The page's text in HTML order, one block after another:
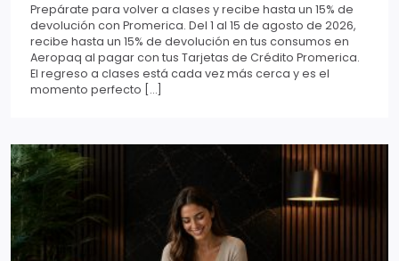
Prepárate para volver a clases y recibe hasta un 15% de
devolución con Promerica. Del 1 al 15 de agosto de 2026,
recibe hasta un 15% de devolución en tus consumos en
Aeropaq al pagar con tus Tarjetas de Crédito Promerica.
El regreso a clases está cada vez más cerca y es el
momento perfecto […]